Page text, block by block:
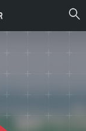
Toggle